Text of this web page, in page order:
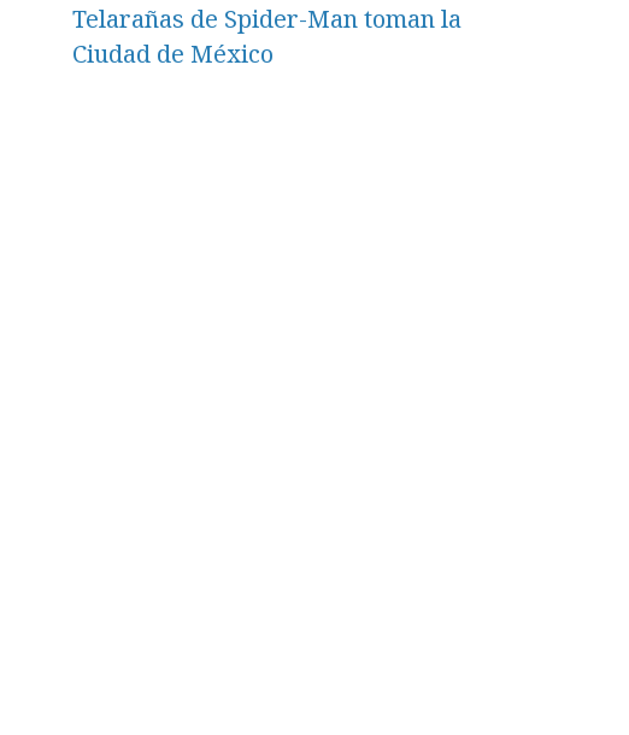
Telarañas de Spider-Man toman la
Ciudad de México